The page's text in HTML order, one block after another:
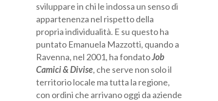
sviluppare in chi le indossa un senso di
appartenenza nel rispetto della
propria individualità. E su questo ha
puntato Emanuela Mazzotti, quando a
Ravenna, nel 2001, ha fondatoJob
Camici & Divise, che serve non solo il
territorio locale ma tutta la regione,
con ordini che arrivano oggi da aziende